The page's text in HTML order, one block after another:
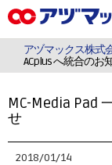
アヅマックスは、機
品・飼料・
アヅマックス株式
ACplus へ統合のお
MC-Media Pad
せ
2018/01/14